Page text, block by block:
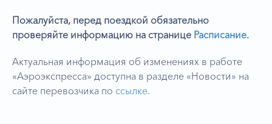
Пожалуйста, перед поездкой обязательно
проверяйте информацию на странице Расписание.
Актуальная информация об изменениях в работе
«Аэроэкспресса» доступна в разделе «Новости» на
сайте перевозчика по ссылке.